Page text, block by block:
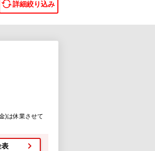
詳細絞り込み
)は休業させて
表